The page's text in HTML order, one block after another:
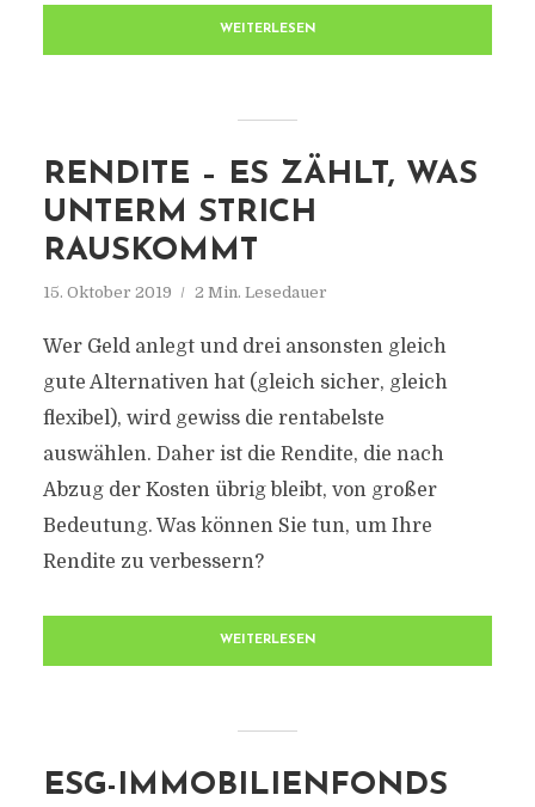
WEITERLESEN
RENDITE – ES ZÄHLT, WAS
UNTERM STRICH
RAUSKOMMT
15. Oktober 2019 2 Min. Lesedauer
Wer Geld anlegt und drei ansonsten gleich
gute Alternativen hat (gleich sicher, gleich
flexibel), wird gewiss die rentabelste
auswählen. Daher ist die Rendite, die nach
Abzug der Kosten übrig bleibt, von großer
Bedeutung. Was können Sie tun, um Ihre
Rendite zu verbessern?
WEITERLESEN
ESG-IMMOBILIENFONDS